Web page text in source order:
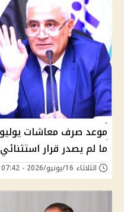
ما لم يصدر قرار استثنائي
الثلاثاء 16/يونيو/2026 - 07:42 م